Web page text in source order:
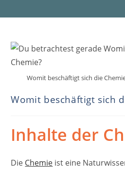
Womit beschäftigt sich die
Womit beschäftigt sich
Inhalte der
Die Chemie ist eine